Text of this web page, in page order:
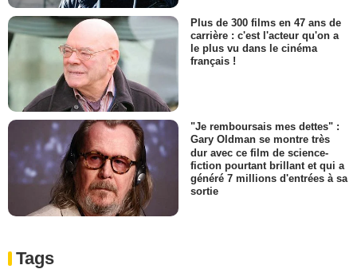
Plus de 300 films en 47 ans de
carrière : c'est l'acteur qu'on a
le plus vu dans le cinéma
français !
"Je remboursais mes dettes" :
Gary Oldman se montre très
dur avec ce film de science-
fiction pourtant brillant et qui a
généré 7 millions d'entrées à sa
sortie
Tags